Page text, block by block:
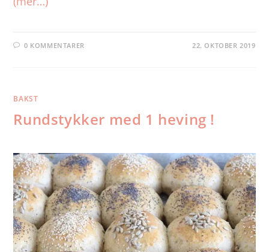
0 KOMMENTARER 22. OKTOBER 2019
BAKST
Rundstykker med 1 heving !